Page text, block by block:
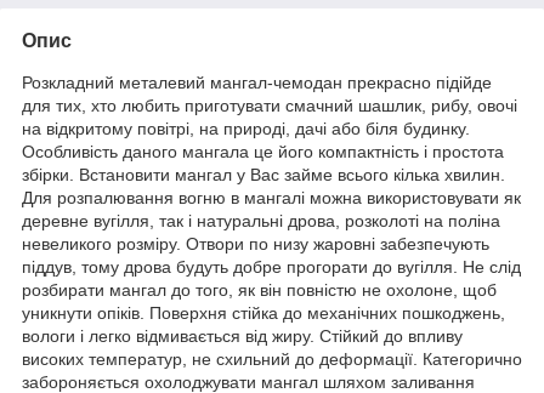
Опис
Розкладний металевий мангал-чемодан прекрасно підійде
для тих, хто любить приготувати смачний шашлик, рибу, овочі
на відкритому повітрі, на природі, дачі або біля будинку.
Особливість даного мангала це його компактність і простота
збірки. Встановити мангал у Вас займе всього кілька хвилин.
Для розпалювання вогню в мангалі можна використовувати як
деревне вугілля, так і натуральні дрова, розколоті на поліна
невеликого розміру. Отвори по низу жаровні забезпечують
піддув, тому дрова будуть добре прогорати до вугілля. Не слід
розбирати мангал до того, як він повністю не охолоне, щоб
уникнути опіків. Поверхня стійка до механічних пошкоджень,
вологи і легко відмивається від жиру. Стійкий до впливу
високих температур, не схильний до деформації. Категорично
забороняється охолоджувати мангал шляхом заливання